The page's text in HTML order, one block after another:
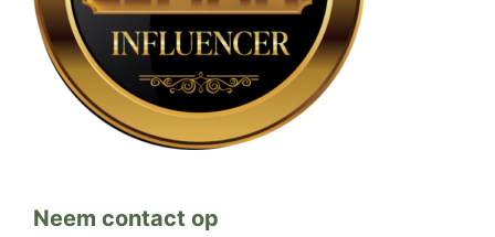
Neem contact op